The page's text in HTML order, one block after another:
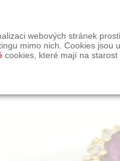
prsten s rubínem a 12
webových stránek
mimo nich. Cookies
cookies, které mají na